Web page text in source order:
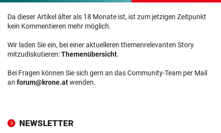
Da dieser Artikel älter als 18 Monate ist, ist zum jetzigen Zeitpunkt
kein Kommentieren mehr möglich.
Wir laden Sie ein, bei einer aktuelleren themenrelevanten Story
mitzudiskutieren:Themenübersicht.
Bei Fragen können Sie sich gern an das Community-Team per Mail
an forum@krone.atwenden.
NEWSLETTER